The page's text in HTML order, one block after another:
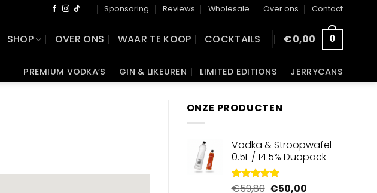
Sponsoring Reviews Wholesale Over ons Contact
SHOP OVER ONS WAAR TE KOOP COCKTAILS €0,00 0
PREMIUM VODKA’S GIN & LIKEUREN LIMITED EDITIONS JERRYCANS
ONZE PRODUCTEN
Vodka & Stroopwafel
0.5L / 14.5% Duopack
Gewaardeerd
€59,80 Oorspronkelijke
€50,00